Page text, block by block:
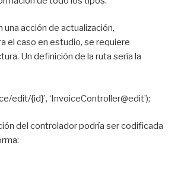
una acción de actualización,
el caso en estudio, se requiere
Un definición de la ruta sería la
edit/{id}’, ‘InvoiceController@edit’);
del controlador podría ser codificada